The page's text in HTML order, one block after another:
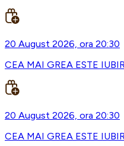
20 August 2026, ora 20:30
CEA MAI GREA ESTE
20 August 2026, ora 20:30
CEA MAI GREA ESTE